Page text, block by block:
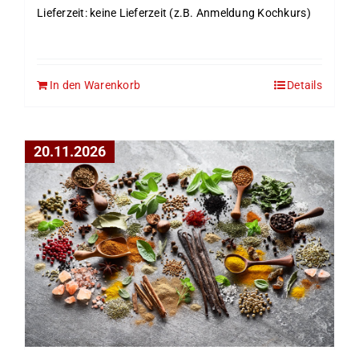
Lieferzeit: keine Lieferzeit (z.B. Anmeldung Kochkurs)
In den Warenkorb Details
20.11.2026